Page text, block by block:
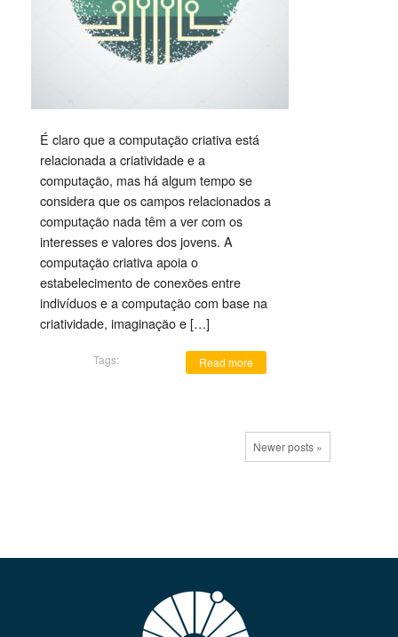
É claro que a computação criativa está
relacionada a criatividade e a
computação, mas há algum tempo se
considera que os campos relacionados a
computação nada têm a ver com os
interesses e valores dos jovens. A
computação criativa apoia o
estabelecimento de conexões entre
indivíduos e a computação com base na
criatividade, imaginação e […]
Read more
Tags:
Newer posts »